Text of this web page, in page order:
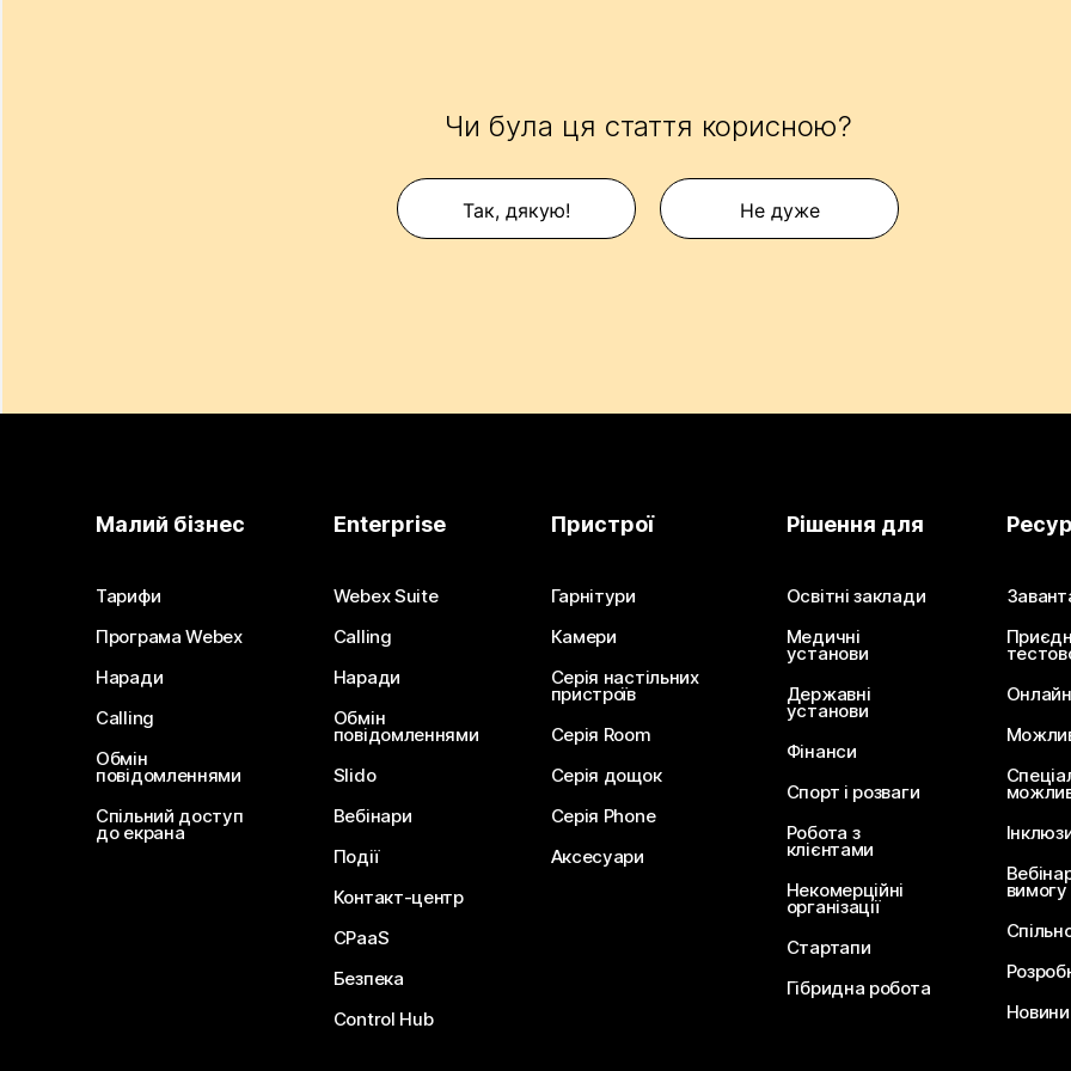
Чи була ця стаття корисною?
Так, дякую! Не дуже
Малий бізнес
Тарифи
Програма Webex
Наради
Calling
Обмін
повідомленнями
Спільний доступ
до екрана
Enterprise
Webex Suite
Calling
Наради
Обмін
повідомленнями
Slido
Вебінари
Події
Контакт-центр
CPaaS
Безпека
Control Hub
Пристрої
Гарнітури
Камери
Серія настільних
пристроїв
Серія Room
Серія дощок
Серія Phone
Аксесуари
Рішення для
Освітні заклади
Медичні
установи
Державні
установи
Фінанси
Спорт і розваги
Робота з
клієнтами
Некомерційні
організації
Стартапи
Гібридна робота
вимогу
Новини